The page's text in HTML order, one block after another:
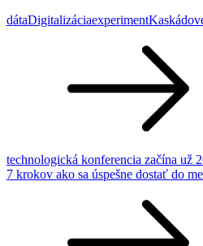
dátaDigitalizáciaexperiment
technologická konferencia začína už
7 krokov ako sa úspešne dostať do